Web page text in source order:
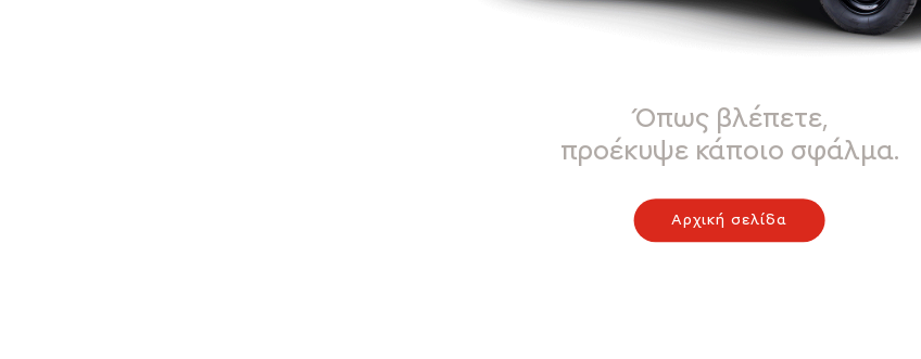
Όπως βλέπετε,
προέκυψε κάποιο σφάλμα.
Αρχική σελίδα